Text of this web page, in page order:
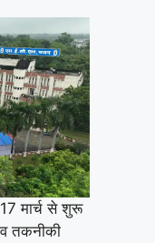
मार्च से शुरू
तकनीकी